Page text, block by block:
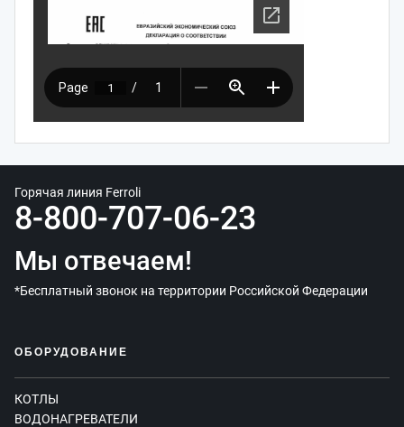
Горячая линия Ferroli
8-800-707-06-23
Мы отвечаем!
*Бесплатный звонок на территории Российской Федерации
ОБОРУДОВАНИЕ
КОТЛЫ
ВОДОНАГРЕВАТЕЛИ